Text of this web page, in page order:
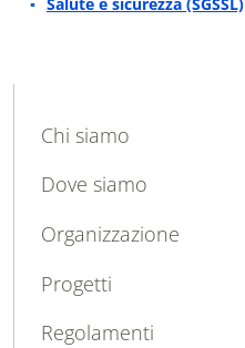
Approfondimenti
MAIN NAVIGATION
Chi siamo
Dove siamo
Organizzazione
Progetti
Regolamenti